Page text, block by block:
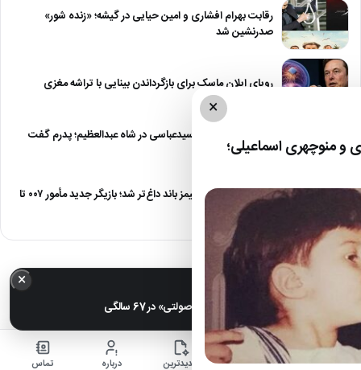
رقابت بهرام افشاری و امین حیایی در گیشه؛ «زنده شور»
صدرنشین شد
رویای ایلان ماسک برای بازگرداندن بینایی با تراشه مغزی
درگیری شدید داود سیدعباسی در شاه عبدالعظیم؛ پدرم گفت
طرف مُرد!
رقابت برای نقش جیمز باند داغ‌تر شد؛ بازیگر جدید مأمور ۰۰۷ تا
پایان…
×
منوچهری اسماعیلی؛
× خبر مهم
عکس| تغییر چهره «شهره صولتی» در 67 سالگی
خانه اخبار جدیدترین درباره تماس